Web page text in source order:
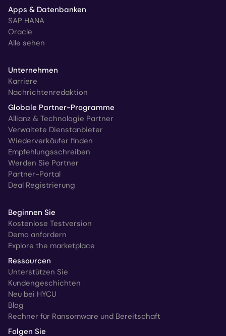
Apps & Datenbanken
SAP HANA
Oracle
Alle sehen
Unternehmen
Karriere
Nachrichtenredaktion
Globale Partner-Programme
Allianz & Technologie Partner
Verwaltete Dienstanbieter
Wiederverkäufer finden
Empfehlungsschreiben
Werden Sie Partner
Partner-Portal
Deal Registrierung
Beginnen Sie
Kostenlose Testversion
Demo anfordern
Explore the marketplace
Ressourcen
Unterstützen Sie
Kundengeschichten
Neu bei HYCU
Blog
Rechner für Ransomware und Bereitschaft
Folgen Sie